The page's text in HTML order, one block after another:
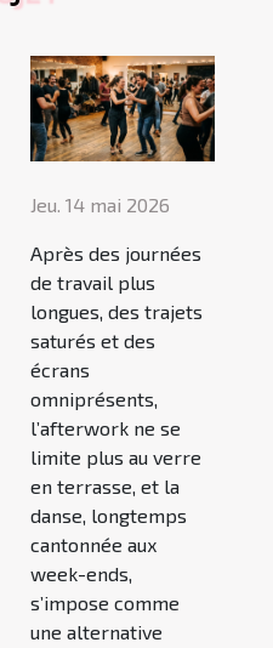
Jeu. 14 mai 2026
Après des journées
de travail plus
longues, des trajets
saturés et des
écrans
omniprésents,
l’afterwork ne se
limite plus au verre
en terrasse, et la
danse, longtemps
cantonnée aux
week-ends,
s’impose comme
une alternative